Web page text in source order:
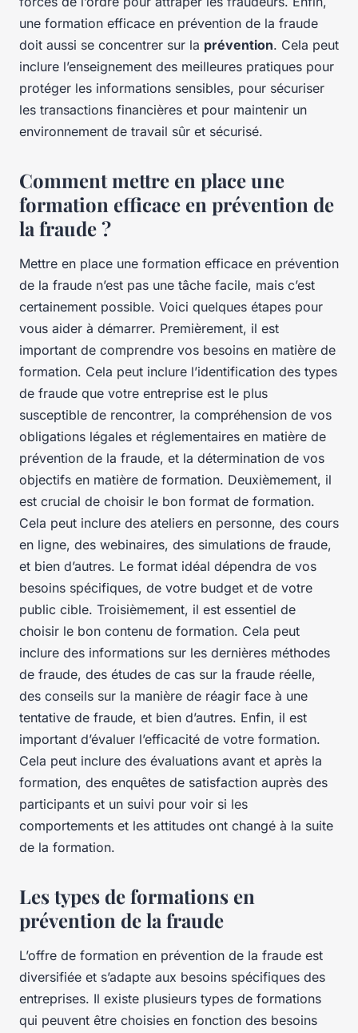
une formation efficace en prévention de la fraude
doit aussi se concentrer sur la prévention. Cela peut
inclure l’enseignement des meilleures pratiques pour
protéger les informations sensibles, pour sécuriser
les transactions financières et pour maintenir un
environnement de travail sûr et sécurisé.
Comment mettre en place une
formation efficace en prévention de
la fraude ?
Mettre en place une formation efficace en prévention
de la fraude n’est pas une tâche facile, mais c’est
certainement possible. Voici quelques étapes pour
vous aider à démarrer. Premièrement, il est
important de comprendre vos besoins en matière de
formation. Cela peut inclure l’identification des types
de fraude que votre entreprise est le plus
susceptible de rencontrer, la compréhension de vos
obligations légales et réglementaires en matière de
prévention de la fraude, et la détermination de vos
objectifs en matière de formation. Deuxièmement, il
est crucial de choisir le bon format de formation.
Cela peut inclure des ateliers en personne, des cours
en ligne, des webinaires, des simulations de fraude,
et bien d’autres. Le format idéal dépendra de vos
besoins spécifiques, de votre budget et de votre
public cible. Troisièmement, il est essentiel de
choisir le bon contenu de formation. Cela peut
inclure des informations sur les dernières méthodes
de fraude, des études de cas sur la fraude réelle,
des conseils sur la manière de réagir face à une
tentative de fraude, et bien d’autres. Enfin, il est
important d’évaluer l’efficacité de votre formation.
Cela peut inclure des évaluations avant et après la
formation, des enquêtes de satisfaction auprès des
participants et un suivi pour voir si les
comportements et les attitudes ont changé à la suite
de la formation.
Les types de formations en
prévention de la fraude
L’offre de formation en prévention de la fraude est
diversifiée et s’adapte aux besoins spécifiques des
entreprises. Il existe plusieurs types de formations
qui peuvent être choisies en fonction des besoins